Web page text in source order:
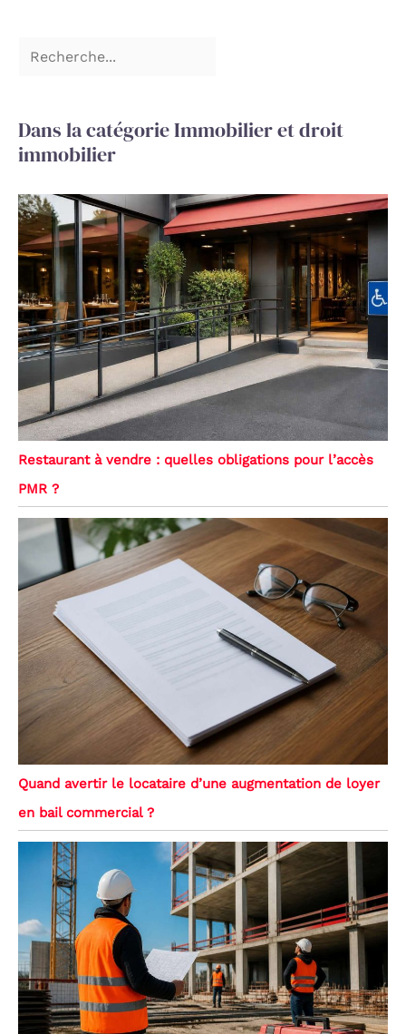
Dans la catégorie Immobilier et droit
immobilier
Restaurant à vendre : quelles obligations pour l’accès
PMR ?
Quand avertir le locataire d’une augmentation de loyer
en bail commercial ?